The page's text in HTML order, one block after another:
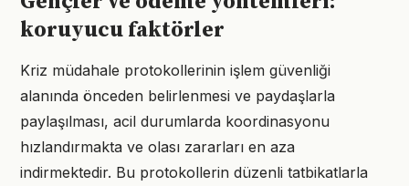
koruyucu faktörler
Kriz müdahale protokollerinin işlem güvenliği
alanında önceden belirlenmesi ve paydaşlarla
paylaşılması, acil durumlarda koordinasyonu
hızlandırmakta ve olası zararları en aza
indirmektedir. Bu protokollerin düzenli tatbikatlarla